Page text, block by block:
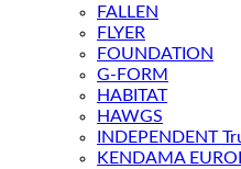
FALLEN
FLYER
FOUNDATION
G-FORM
HABITAT
HAWGS
INDEPENDENT
KENDAMA